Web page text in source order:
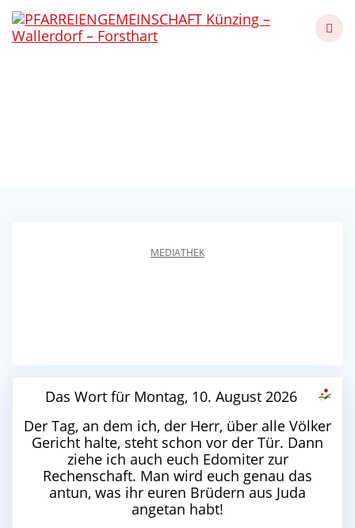
to
MEDIATHEK
Das Wort für Montag, 10. August 2026
Der Tag, an dem ich, der Herr, über alle Völker
Gericht halte, steht schon vor der Tür. Dann
ziehe ich auch euch Edomiter zur
Rechenschaft. Man wird euch genau das
antun, was ihr euren Brüdern aus Juda
angetan habt!